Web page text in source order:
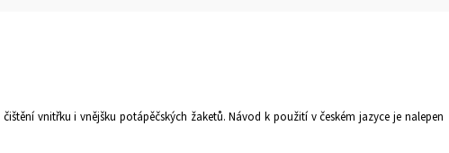
vnitřku i vnějšku potápěčských žaketů. Návod k použití v českém jazyce je nalepen